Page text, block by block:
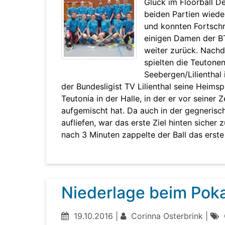
Glück im Floorball
beiden Partien
und konnten
einigen Damen der
weiter zurück.
spielten die
Seebergen/
der Bundesligist TV Lilienthal seine
Teutonia in der Halle, in der er vor seiner
aufgemischt hat. Da auch in der
aufliefen, war das erste Ziel hinten sicher
nach 3 Minuten zappelte der Ball das
Niederlage beim
19.10.2016 | Corinna Osterbrink |